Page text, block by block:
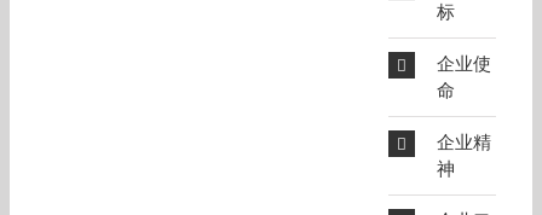
标
企业使
命
企业精
神